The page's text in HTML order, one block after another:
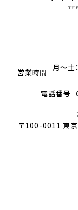
営業時間
月～土
電話番号
〒100-0011 東